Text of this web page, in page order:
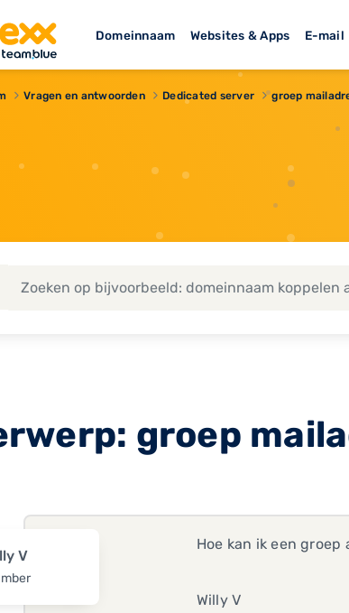
Domeinnaam Websites & Apps E-mail
Vragen en antwoorden Dedicated server groep
groep
V
Hoe kan ik een
Willy V